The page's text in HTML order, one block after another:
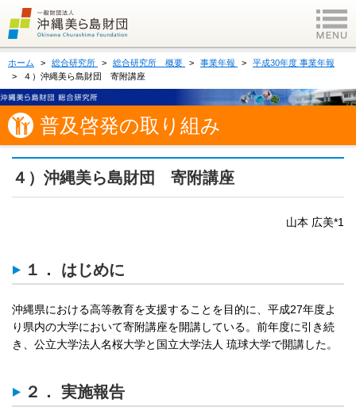
ホーム 総合研究所 総合研究所 概要 事業年報
平成30年度 事業年報
４）沖縄美ら島財団 寄附講座
普及啓発の取り組み
４）沖縄美ら島財団 寄附講座
山本 広美*1
１． はじめに
沖縄県における高等教育を支援することを目的に、平成27年度よ
り県内の大学において寄附講座を開講している。前年度に引き続
き、公立大学法人名桜大学と国立大学法人 琉球大学で開講した。
２． 実施報告